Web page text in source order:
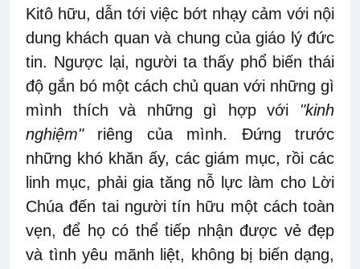
Kitô hữu, dẫn tới việc bớt nhạy cảm với nội
dung khách quan và chung của giáo lý đức
tin. Ngược lại, người ta thấy phổ biến thái
độ gắn bó một cách chủ quan với những gì
mình thích và những gì hợp với "kinh
nghiệm"riêng của mình. Đứng trước
những khó khăn ấy, các giám mục, rồi các
linh mục, phải gia tăng nỗ lực làm cho Lời
Chúa đến tai người tín hữu một cách toàn
vẹn, để họ có thể tiếp nhận được vẻ đẹp
và tình yêu mãnh liệt, không bị biến dạng,